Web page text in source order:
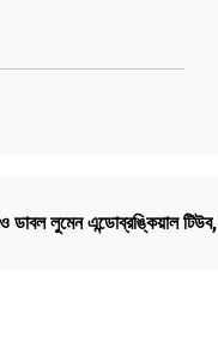
ডাবল লুমেন এন্ডোব্রঙ্কিয়াল টিউব,